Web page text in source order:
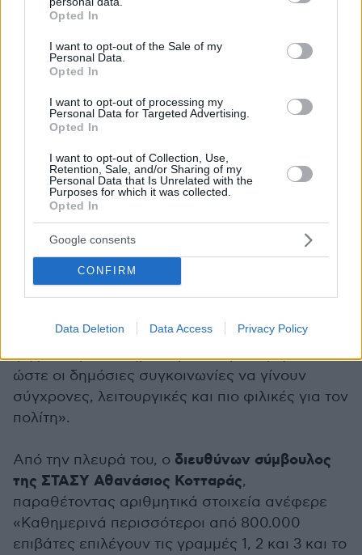
grant or deny consent to Google and its third-party tags to
use your data for below specified purposes in below Google
consent section.
Opted In
I want to opt-out of the Sale of my
Personal Data.
Opted In
I want to opt-out of processing my
Personal Data for Targeted Advertising.
Opted In
I want to opt-out of Collection, Use,
Retention, Sale, and/or Sharing of my
Personal Data that Is Unrelated with the
Purposes for which it was collected.
Opted In
Google consents
CONFIRM
Data Deletion Data Access Privacy Policy
των excel και των καθυστερημένων αναφορών
σε μια εποχή λειτουργίας σε πραγματικό χρόνο.
Με αξιοποίηση δεδομένων και τεχνητής
νοημοσύνης αποκτούμε πλέον άμεση εικόνα
του δικτύου, ώστε να παρεμβαίνουμε πιο
γρήγορα και πιο αποτελεσματικά. Στόχος μας
συγκοινωνίες για τον πολίτη. Και αυτή είναι
μόνο η αρχή.»
διευθύνων σύμβουλος του ΟΑΣΑ Αντώνης
Κεραστάρηςτόνισε «Οι αστικές συγκοινωνίες
της Αθήνας αλλάζουν με νέο στόλο, ψηφιακά
εργαλεία και πιο αξιόπιστες μετακινήσεις για
καθημερινής εμπειρίας του επιβάτη και στον
ψηφιακό μετασχηματισμό των μεταφορών,
ώστε οι δημόσιες συγκοινωνίες να γίνουν
σύγχρονες, λειτουργικές και πιο φιλικές για τον
πολίτη».
Από την πλευρά του, ο διευθύνων σύμβουλος
της ΣΤΑΣΥ Αθανάσιος Κοτταράς,
παραθέτοντας αριθμητικά στοιχεία ανέφερε
«Καθημερινά περισσότεροι από 800.000
επιβάτες επιλέγουν τις γραμμές 1, 2 και 3 και το